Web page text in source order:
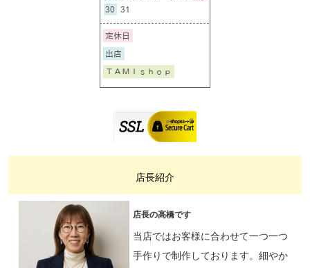
店長紹介
店長の高橋です
当店ではお客様に合わせて一つ一つ
手作りで制作しております。細やか